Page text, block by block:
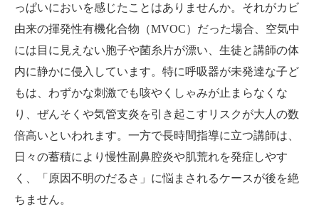
っぱいにおいを感じたことはありませんか。それがカビ
由来の揮発性有機化合物（MVOC）だった場合、空気中
には目に見えない胞子や菌糸片が漂い、生徒と講師の体
内に静かに侵入しています。特に呼吸器が未発達な子ど
もは、わずかな刺激でも咳やくしゃみが止まらなくな
り、ぜんそくや気管支炎を引き起こすリスクが大人の数
倍高いといわれます。一方で長時間指導に立つ講師は、
日々の蓄積により慢性副鼻腔炎や肌荒れを発症しやす
く、「原因不明のだるさ」に悩まされるケースが後を絶
ちません。